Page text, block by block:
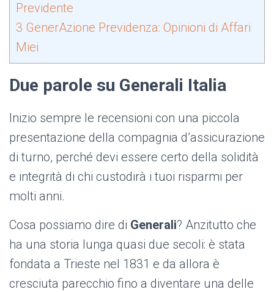
Previdente
3 GenerAzione Previdenza: Opinioni di Affari
Miei
Due parole su Generali Italia
Inizio sempre le recensioni con una piccola
presentazione della compagnia d’assicurazione
di turno, perché devi essere certo della solidità
e integrità di chi custodirà i tuoi risparmi per
molti anni.
Cosa possiamo dire di Generali? Anzitutto che
ha una storia lunga quasi due secoli: è stata
fondata a Trieste nel 1831 e da allora è
cresciuta parecchio fino a diventare una delle